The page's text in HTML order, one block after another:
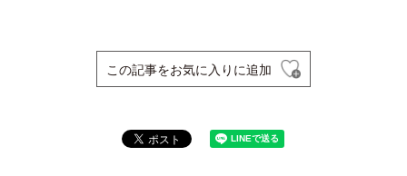
この記事をお気に入りに追加